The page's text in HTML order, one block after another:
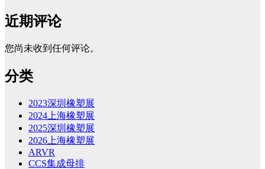
近期评论
您尚未收到任何评论。
分类
2023深圳橡塑展
2024上海橡塑展
2025深圳橡塑展
2026上海橡塑展
ARVR
CCS集成母排